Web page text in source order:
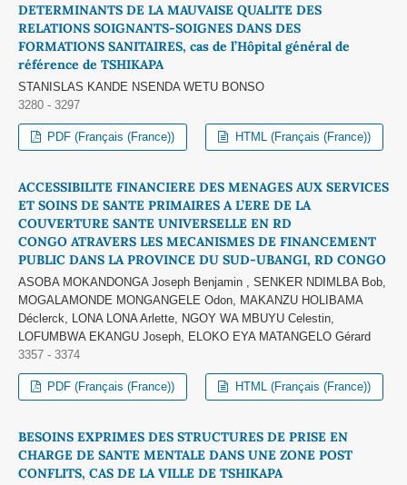
DETERMINANTS DE LA MAUVAISE QUALITE DES
RELATIONS SOIGNANTS-SOIGNES DANS DES
FORMATIONS SANITAIRES, cas de l’Hôpital général de
référence de TSHIKAPA
STANISLAS KANDE NSENDA WETU BONSO
3280 - 3297
PDF (Français (France)) HTML (Français (France))
ACCESSIBILITE FINANCIERE DES MENAGES AUX SERVICES
ET SOINS DE SANTE PRIMAIRES A L’ERE DE LA
COUVERTURE SANTE UNIVERSELLE EN RD
CONGO ATRAVERS LES MECANISMES DE FINANCEMENT
PUBLIC DANS LA PROVINCE DU SUD-UBANGI, RD CONGO
ASOBA MOKANDONGA Joseph Benjamin , SENKER NDIMLBA Bob,
MOGALAMONDE MONGANGELE Odon, MAKANZU HOLIBAMA
Déclerck, LONA LONA Arlette, NGOY WA MBUYU Celestin,
LOFUMBWA EKANGU Joseph, ELOKO EYA MATANGELO Gérard
3357 - 3374
PDF (Français (France)) HTML (Français (France))
BESOINS EXPRIMES DES STRUCTURES DE PRISE EN
CHARGE DE SANTE MENTALE DANS UNE ZONE POST
CONFLITS, CAS DE LA VILLE DE TSHIKAPA